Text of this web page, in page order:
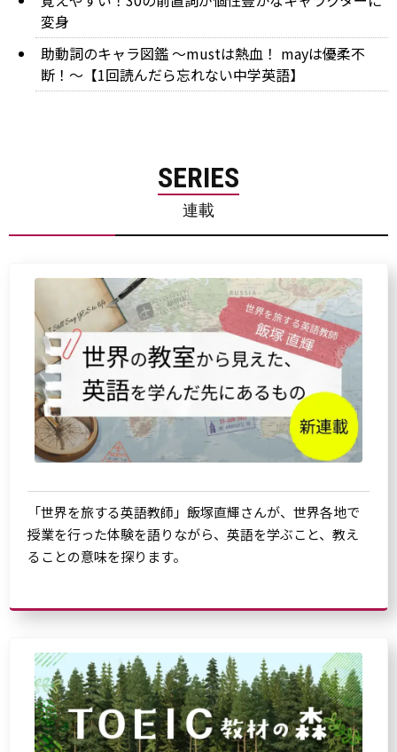
変身
助動詞のキャラ図鑑 ～mustは熱血！ mayは優柔不
断！～【1回読んだら忘れない中学英語】
SERIES
連載
「世界を旅する英語教師」飯塚直輝さんが、世界各地で
授業を行った体験を語りながら、英語を学ぶこと、教え
ることの意味を探ります。